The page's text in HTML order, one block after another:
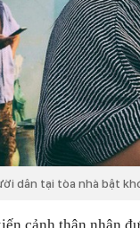
dân tại tòa nhà bật